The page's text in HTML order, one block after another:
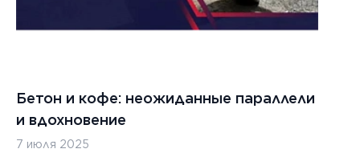
Бетон и кофе: неожиданные параллели
и вдохновение
7 июля 2025